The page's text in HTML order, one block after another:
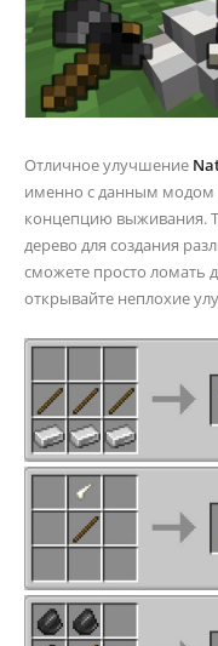
Отличное улучшение
именно с данным модом
концепцию выживания.
дерево для создания
сможете просто ломать
открывайте неплохие